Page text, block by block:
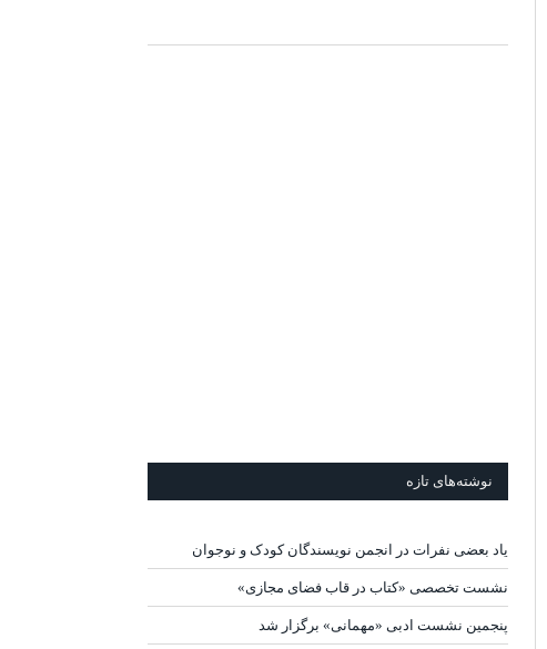
نوشته‌های تازه
یاد بعضی نفرات در انجمن نویسندگان کودک و نوجوان
نشست تخصصی «کتاب در قاب فضای مجازی»
پنجمین نشست ادبی «مهمانی» برگزار شد